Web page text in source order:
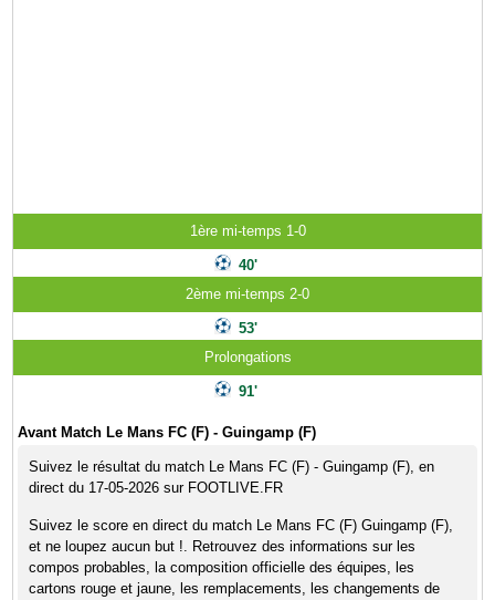
1ère mi-temps 1-0
40'
2ème mi-temps 2-0
53'
Prolongations
91'
Avant Match Le Mans FC (F) - Guingamp (F)
Suivez le résultat du match Le Mans FC (F) - Guingamp (F), en
direct du 17-05-2026 sur FOOTLIVE.FR
Suivez le score en direct du match Le Mans FC (F) Guingamp (F),
et ne loupez aucun but !. Retrouvez des informations sur les
compos probables, la composition officielle des équipes, les
cartons rouge et jaune, les remplacements, les changements de